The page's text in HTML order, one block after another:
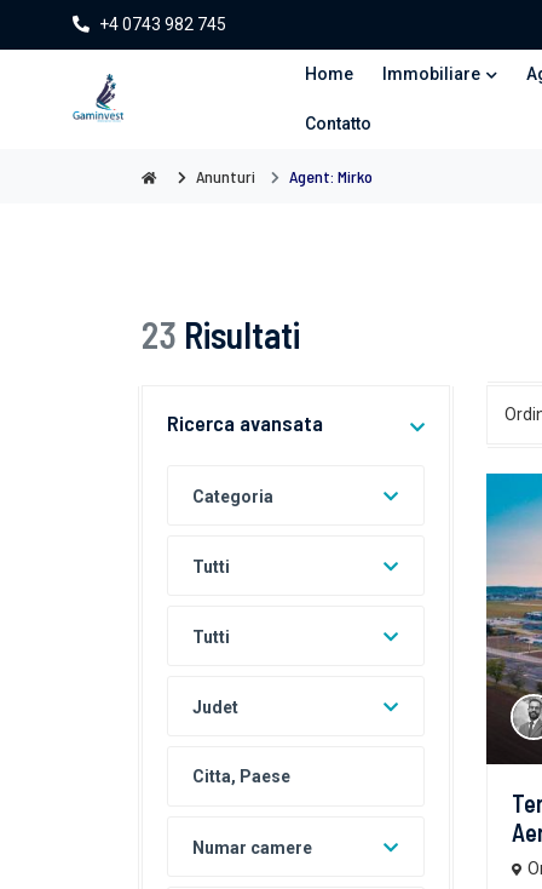
+4 0743 982 745
Home Immobiliare
Contatto
Anunturi Agent: Mirko
23 Risultati
Ricerca avansata
Categoria
Tutti
Tutti
Judet
Numar camere